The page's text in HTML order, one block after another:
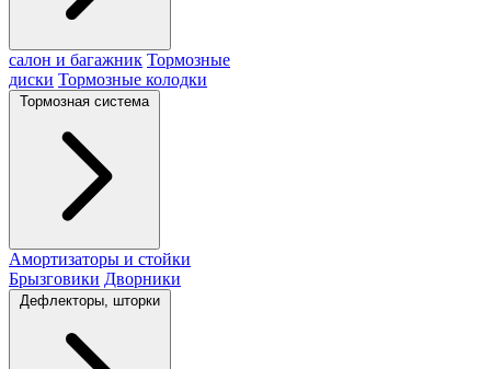
салон и багажник Тормозные
диски Тормозные колодки
Тормозная система
Амортизаторы и стойки
Брызговики Дворники
Дефлекторы, шторки